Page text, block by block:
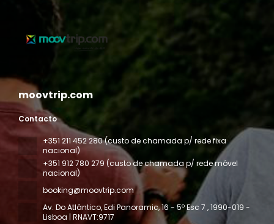
moovtrip.com
Contacto
+351 211 452 280 (custo de chamada p/ rede fixa
nacional)
+351 912 780 279 (custo de chamada p/ rede móvel
nacional)
booking@moovtrip.com
Av. Do Atlântico, Edi Panoramic, 16 - 5º Esc 7 , 1990-019 -
Lisboa | RNAVT:9717